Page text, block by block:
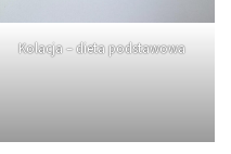
Kolacja – dieta podstawowa